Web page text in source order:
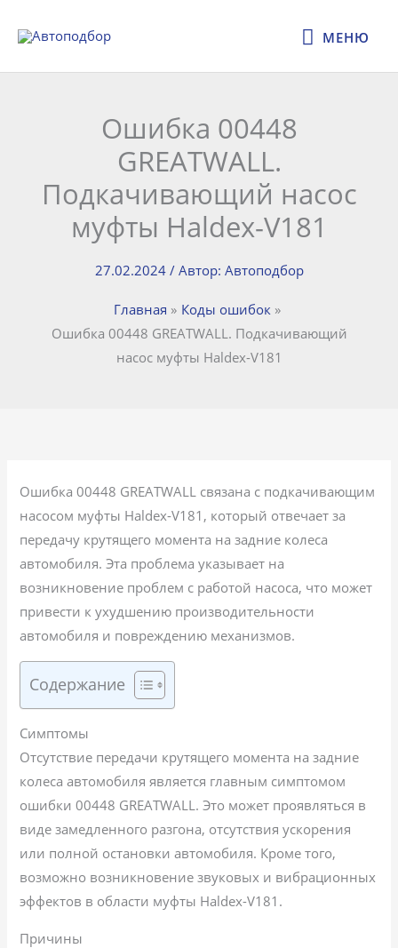
МЕНЮ
МЕНЮ
Ошибка 00448
GREATWALL.
Подкачивающий насос
муфты Haldex-V181
27.02.2024 / Автор: Автоподбор
Главная
Коды ошибок
Ошибка 00448 GREATWALL. Подкачивающий
насос муфты Haldex-V181
Ошибка 00448 GREATWALL связана с подкачивающим
насосом муфты Haldex-V181, который отвечает за
передачу крутящего момента на задние колеса
автомобиля. Эта проблема указывает на
возникновение проблем с работой насоса, что может
привести к ухудшению производительности
автомобиля и повреждению механизмов.
Содержание
Симптомы
Отсутствие передачи крутящего момента на задние
колеса автомобиля является главным симптомом
ошибки 00448 GREATWALL. Это может проявляться в
виде замедленного разгона, отсутствия ускорения
или полной остановки автомобиля. Кроме того,
возможно возникновение звуковых и вибрационных
эффектов в области муфты Haldex-V181.
Причины